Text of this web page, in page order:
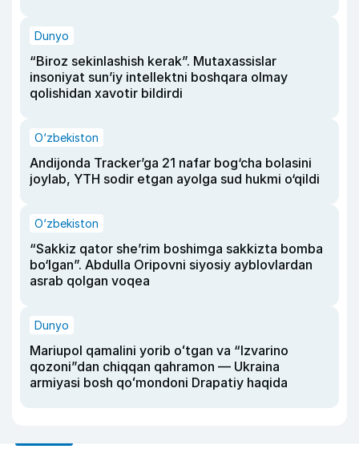
Dunyo
“Biroz sekinlashish kerak”. Mutaxassislar
insoniyat sun’iy intellektni boshqara olmay
qolishidan xavotir bildirdi
O‘zbekiston
Andijonda Tracker’ga 21 nafar bog‘cha bolasini
joylab, YTH sodir etgan ayolga sud hukmi o‘qildi
O‘zbekiston
“Sakkiz qator she’rim boshimga sakkizta bomba
bo‘lgan”. Abdulla Oripovni siyosiy ayblovlardan
asrab qolgan voqea
Dunyo
Mariupol qamalini yorib oʻtgan va “Izvarino
qozoni”dan chiqqan qahramon — Ukraina
armiyasi bosh qoʻmondoni Drapatiy haqida